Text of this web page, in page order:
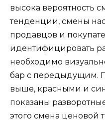
высока вероятность
тенденции, смены
продавцов и
идентифицировать
необходимо
бар с передыдущим.
выше, красными и
показаны
этого смена